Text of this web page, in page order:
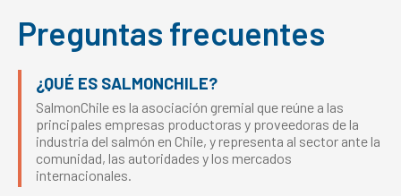
Preguntas frecuentes
¿QUÉ ES SALMONCHILE?
SalmonChile es la asociación gremial que reúne a las
principales empresas productoras y proveedoras de la
industria del salmón en Chile, y representa al sector ante la
comunidad, las autoridades y los mercados
internacionales.